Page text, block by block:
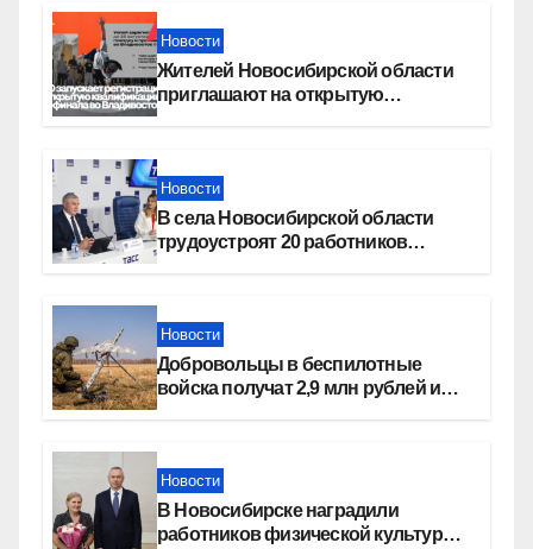
Новости
Жителей Новосибирской области
приглашают на открытую
Новости
В села Новосибирской области
трудоустроят 20 работников
Новости
Добровольцы в беспилотные
войска получат 2,9 млн рублей и
Новости
В Новосибирске наградили
работников физической культуры